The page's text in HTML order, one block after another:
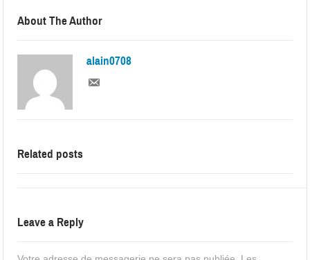
About The Author
alain0708
Related posts
Leave a Reply